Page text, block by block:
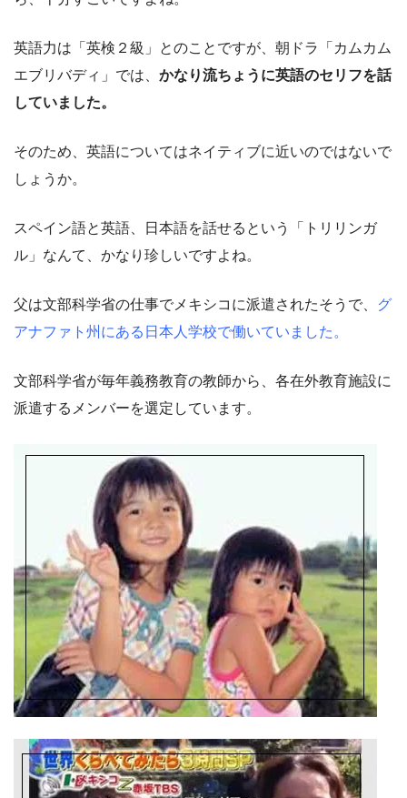
英語力は「英検２級」とのことですが、朝ドラ「カムカム
エブリバディ」では、 かなり流ちょうに英語のセリフを話
していました。
そのため、英語についてはネイティブに近いのではないで
しょうか。
スペイン語と英語、日本語を話せるという「トリリンガ
ル」なんて、かなり珍しいですよね。
父は文部科学省の仕事でメキシコに派遣されたそうで、 グ
アナファト州にある日本人学校で働いていました。
文部科学省が毎年義務教育の教師から、各在外教育施設に
派遣するメンバーを選定しています。